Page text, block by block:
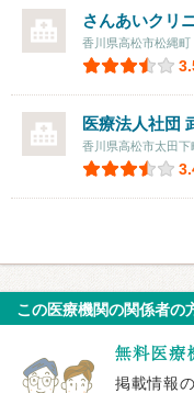
さんあいクリ
香川県高松市松縄町
医療法人社団
香川県高松市太田下
この医療機関の関係者の
掲載情報